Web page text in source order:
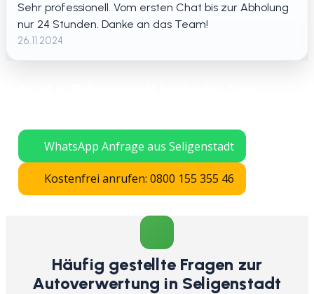
Sehr professionell. Vom ersten Chat bis zur Abholung
nur 24 Stunden. Danke an das Team!
26.11.2024
WhatsApp Anfrage aus Seligenstadt
Kostenfrei anrufen: 0800 155 355 46
Häufig gestellte Fragen zur
Autoverwertung in Seligenstadt